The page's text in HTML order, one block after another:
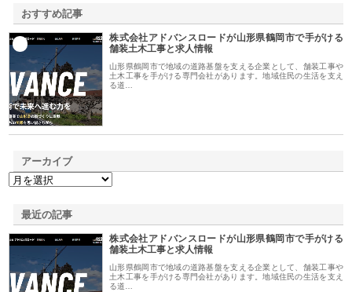
おすすめ記事
株式会社アドバンスロードが山形県鶴岡市で手がける
舗装土木工事と求人情報
山形県鶴岡市で地域の道路基盤を支える企業として、舗装工事や
土木工事を手がける専門会社があります。地域住民の生活を支え
る道…
アーカイブ
最近の記事
株式会社アドバンスロードが山形県鶴岡市で手がける
舗装土木工事と求人情報
山形県鶴岡市で地域の道路基盤を支える企業として、舗装工事や
土木工事を手がける専門会社があります。地域住民の生活を支え
る道…